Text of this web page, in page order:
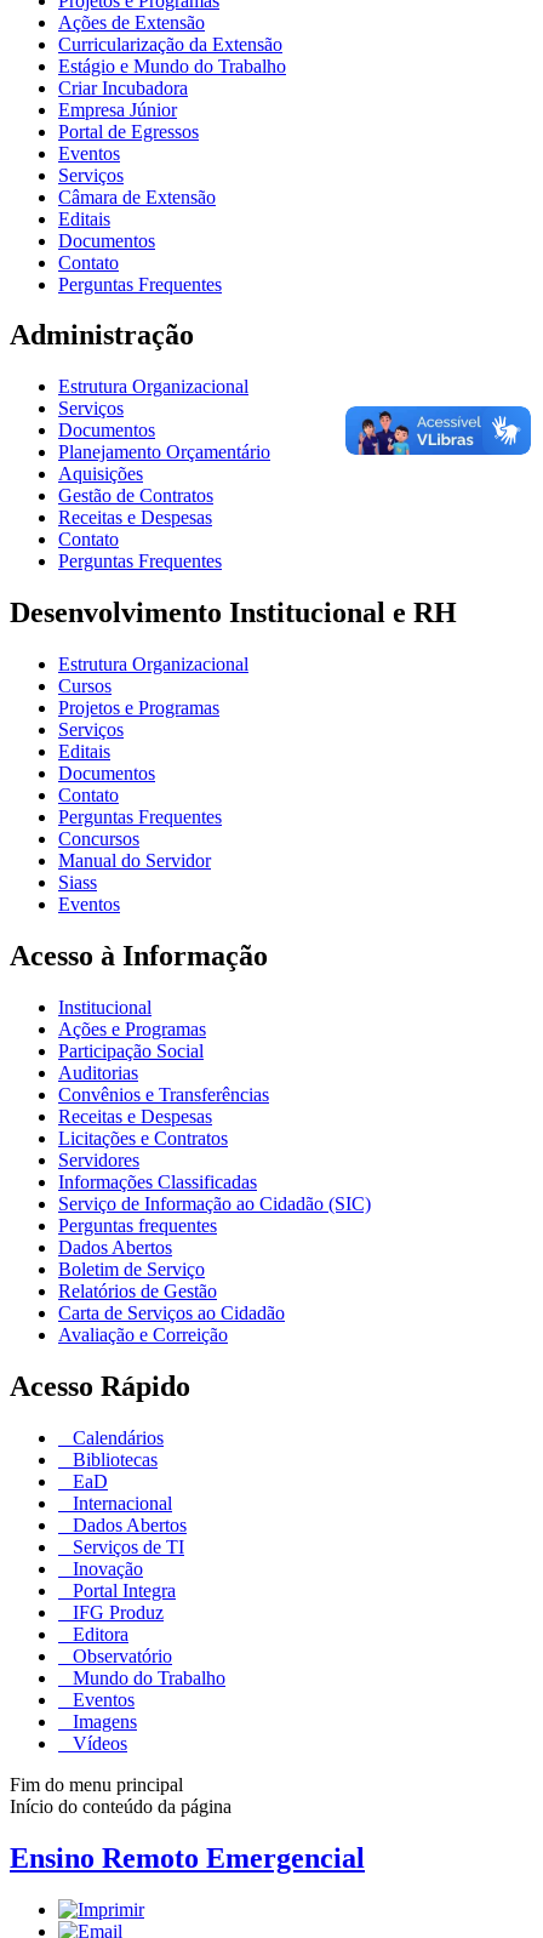
Ações de Extensão
Curricularização da Extensão
Estágio e Mundo do Trabalho
Criar Incubadora
Empresa Júnior
Portal de Egressos
Eventos
Serviços
Câmara de Extensão
Editais
Documentos
Contato
Perguntas Frequentes
Administração
Estrutura Organizacional
Serviços
Documentos
Planejamento Orçamentário
Aquisições
Gestão de Contratos
Receitas e Despesas
Contato
Perguntas Frequentes
Desenvolvimento Institucional e RH
Estrutura Organizacional
Cursos
Projetos e Programas
Serviços
Editais
Documentos
Contato
Perguntas Frequentes
Concursos
Manual do Servidor
Siass
Eventos
Acesso à Informação
Institucional
Ações e Programas
Participação Social
Auditorias
Convênios e Transferências
Receitas e Despesas
Licitações e Contratos
Servidores
Informações Classificadas
Serviço de Informação ao Cidadão (SIC)
Perguntas frequentes
Dados Abertos
Boletim de Serviço
Relatórios de Gestão
Carta de Serviços ao Cidadão
Avaliação e Correição
Acesso Rápido
Calendários
Bibliotecas
EaD
Internacional
Dados Abertos
Serviços de TI
Inovação
Portal Integra
IFG Produz
Editora
Observatório
Mundo do Trabalho
Eventos
Imagens
Vídeos
Fim do menu principal
Início do conteúdo da página
Ensino Remoto Emergencial